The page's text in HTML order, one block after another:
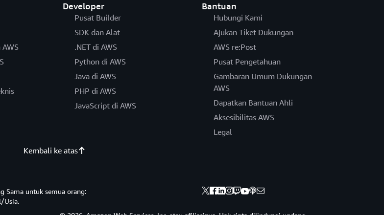
AWS
Developer
Pusat Builder
SDK dan Alat
.NET di AWS
Python di AWS
Java di AWS
PHP di AWS
JavaScript di AWS
Bantuan
Hubungi Kami
Ajukan Tiket Dukungan
AWS re:Post
Pusat Pengetahuan
Gambaran Umum Dukungan
AWS
Dapatkan Bantuan Ahli
Aksesibilitas AWS
Legal
Kembali ke atas
Sama untuk semua orang:
Usia.